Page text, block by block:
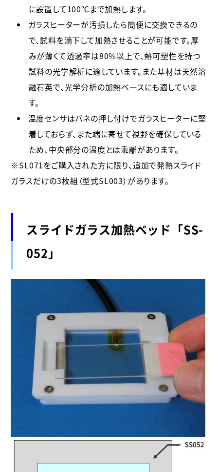
に設置して100℃まで加熱します。
ガラスヒーターが汚損したら簡便に交換できるの
で、試料を滴下して加熱させることが可能です。厚
みが薄くて透過率は80%以上で、熱可塑性を持つ
試料の光学解析に適しています。また基材は天然溶
融石英で、光学分析の加熱ベースにも適していま
す。
温度センサはバネの押し付けでガラスヒーターに堅
着しておらず、また端に寄せて視野を確保している
ため、中央部分の温度とは乖離があります。
※SL071をご購入された方に限り、追加で発熱スライド
ガラスだけの3枚組（型式SL003）があります。
スライドガラス加熱ベッド「SS-
052」